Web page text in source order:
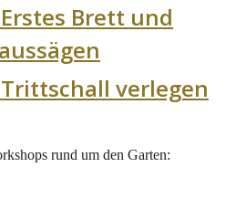
Brett und
verlegen
rund um den Garten: